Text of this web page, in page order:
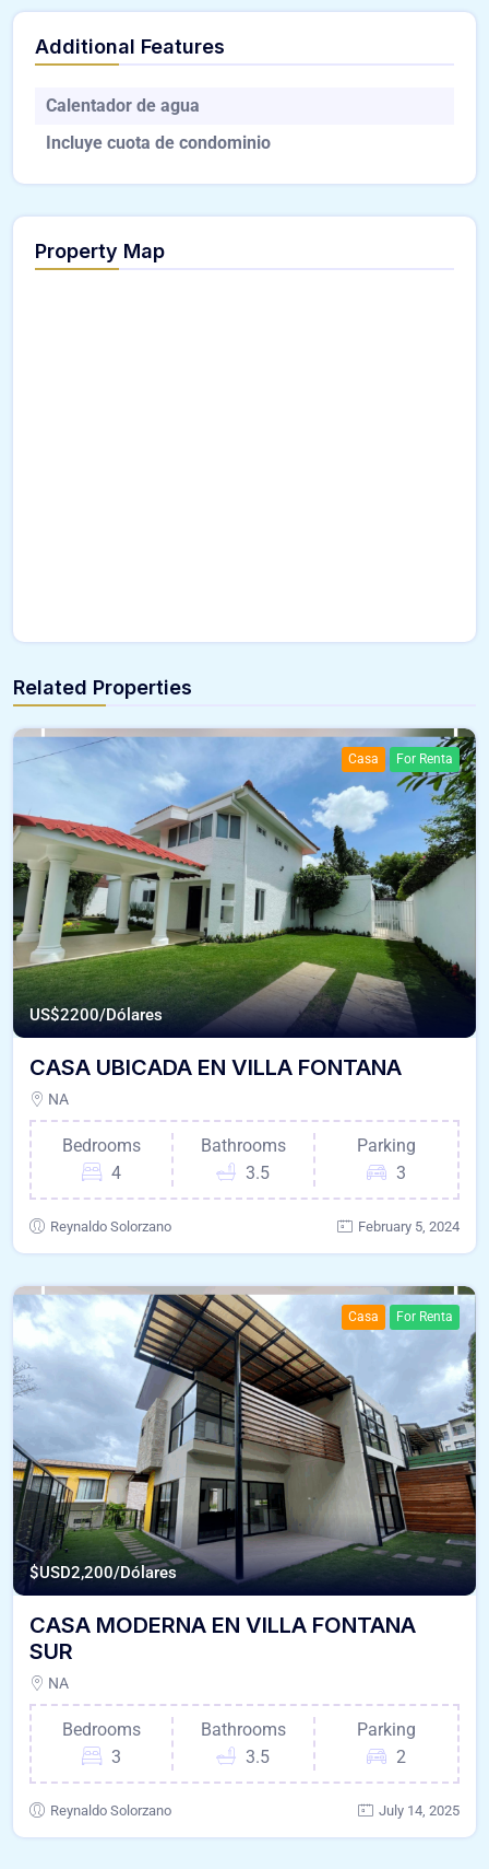
Additional Features
Calentador de agua
Incluye cuota de condominio
Property Map
Related Properties
Casa For Renta
US$2200/Dólares
CASA UBICADA EN VILLA FONTANA
NA
Bedrooms
4
Bathrooms
3.5
Parking
3
Reynaldo Solorzano February 5, 2024
Casa For Renta
$USD2,200/Dólares
CASA MODERNA EN VILLA FONTANA
SUR
NA
Bedrooms
3
Bathrooms
3.5
Parking
2
Reynaldo Solorzano July 14, 2025